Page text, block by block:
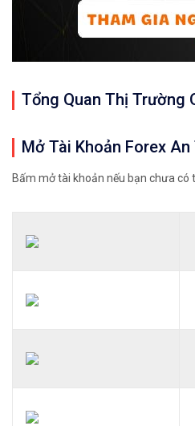
Tổng Quan Thị Trường
Mở Tài Khoản Forex An
Bấm mở tài khoản nếu bạn chưa có